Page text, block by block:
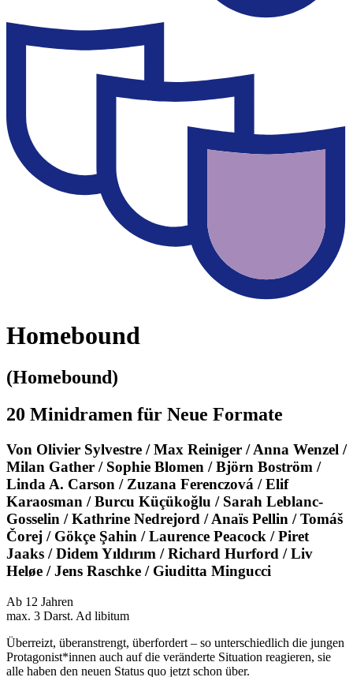
Homebound
(Homebound)
20 Minidramen für Neue Formate
Von Olivier Sylvestre / Max Reiniger / Anna Wenzel /
Milan Gather / Sophie Blomen / Björn Boström /
Linda A. Carson / Zuzana Ferenczová / Elif
Karaosman / Burcu Küçükoğlu / Sarah Leblanc-
Gosselin / Kathrine Nedrejord / Anaïs Pellin / Tomáš
Čorej / Gökçe Şahin / Laurence Peacock / Piret
Jaaks / Didem Yıldırım / Richard Hurford / Liv
Heløe / Jens Raschke / Giuditta Mingucci
Ab 12 Jahren
max. 3 Darst. Ad libitum
Überreizt, überanstrengt, überfordert – so unterschiedlich die jungen
Protagonist*innen auch auf die veränderte Situation reagieren, sie
alle haben den neuen Status quo jetzt schon über.